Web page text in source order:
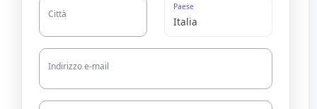
Città
Paese
Indirizzo e-mail